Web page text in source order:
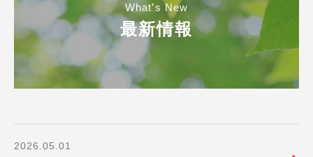
What’s New
最新情報
2026.05.01